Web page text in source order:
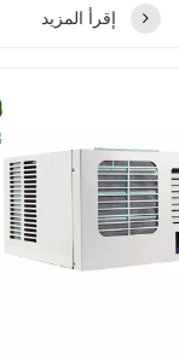
إقرأ المزيد